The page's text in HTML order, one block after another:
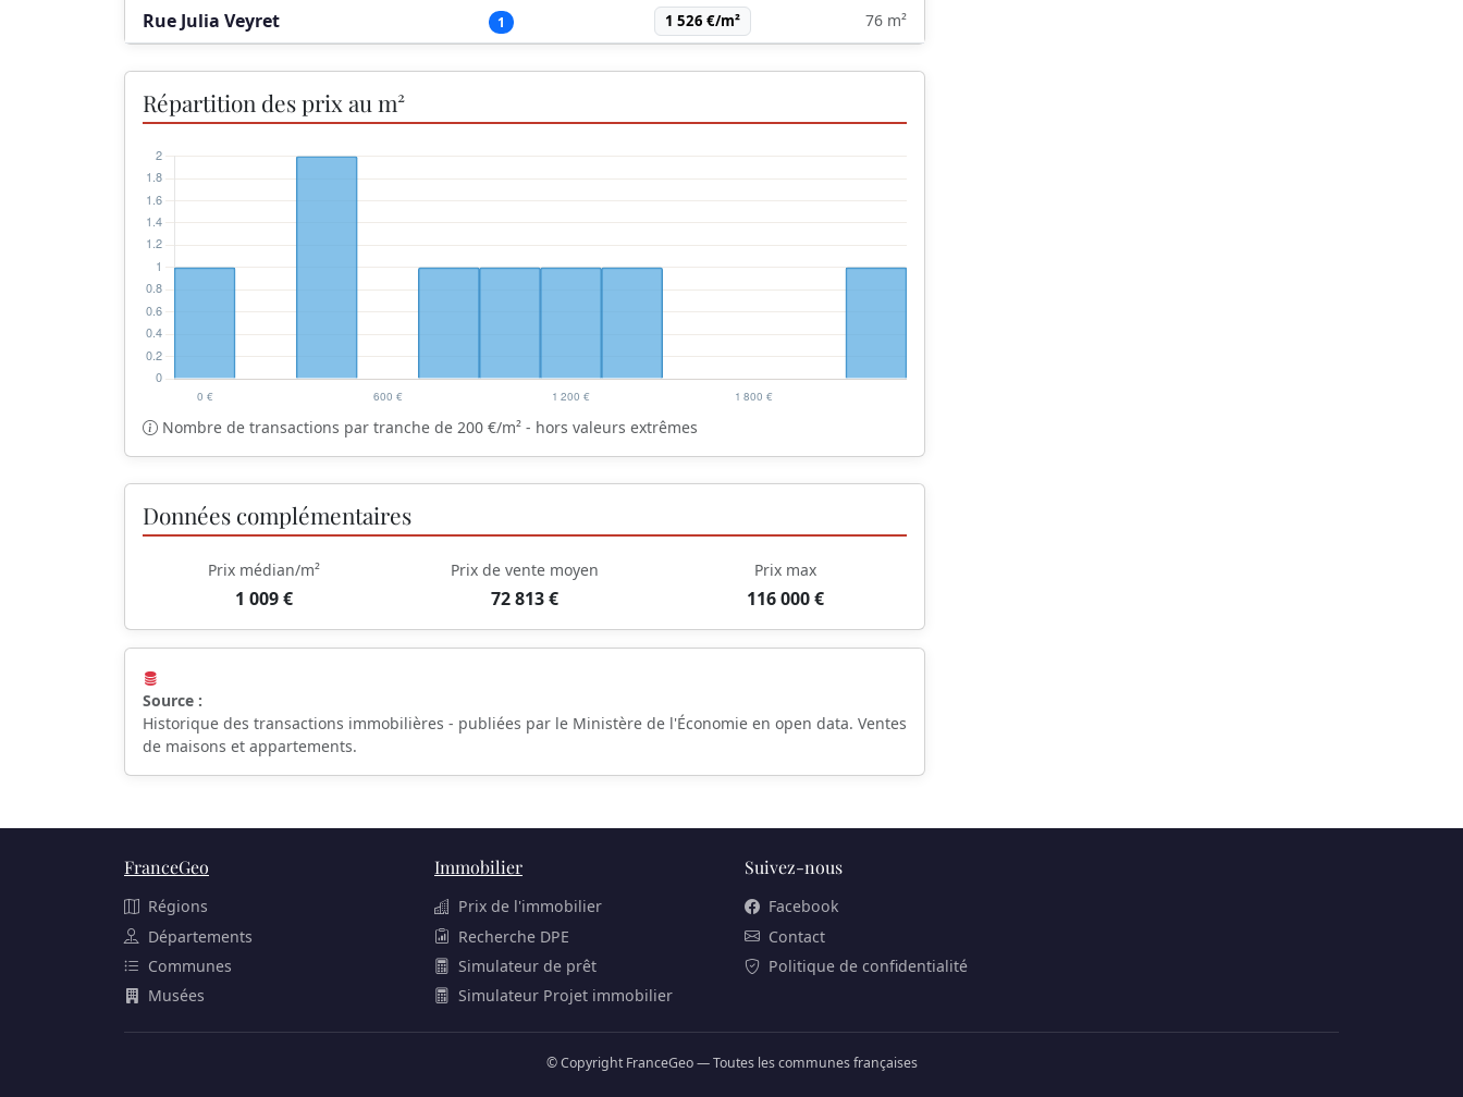
Rue Julia Veyret 1 1 526 €/m² 76 m²
Répartition des prix au m²
Nombre de transactions par tranche de 200 €/m² - hors valeurs extrêmes
Données complémentaires
Prix médian/m²
1 009 €
Prix de vente moyen
72 813 €
Prix max
116 000 €
Source :
Historique des transactions immobilières - publiées par le Ministère de l'Économie en open data. Ventes
de maisons et appartements.
FranceGeo
Régions
Départements
Communes
Musées
Immobilier
Prix de l'immobilier
Recherche DPE
Simulateur de prêt
Simulateur Projet immobilier
Suivez-nous
Facebook
Contact
Politique de confidentialité
© Copyright FranceGeo — Toutes les communes françaises